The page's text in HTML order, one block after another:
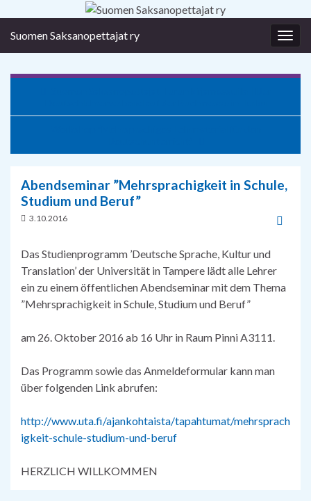
Suomen Saksanopettajat ry
Abendseminar ”Mehrsprachigkeit in Schule,
Studium und Beruf”
3.10.2016
Das Studienprogramm ’Deutsche Sprache, Kultur und
Translation’ der Universität in Tampere lädt alle Lehrer
ein zu einem öffentlichen Abendseminar mit dem Thema
”Mehrsprachigkeit in Schule, Studium und Beruf”
am 26. Oktober 2016 ab 16 Uhr in Raum Pinni A3111.
Das Programm sowie das Anmeldeformular kann man
über folgenden Link abrufen:
http://www.uta.fi/ajankohtaista/tapahtumat/mehrsprach
igkeit-schule-studium-und-beruf
HERZLICH WILLKOMMEN